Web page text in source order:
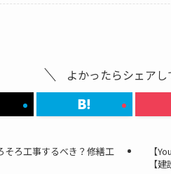
よかったらシェアし
そろ工事するべき？修繕工
【
【